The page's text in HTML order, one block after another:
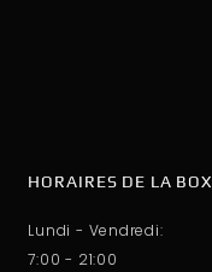
HORAIRES DE LA BOX
Lundi - Vendredi:
7:00 - 21:00